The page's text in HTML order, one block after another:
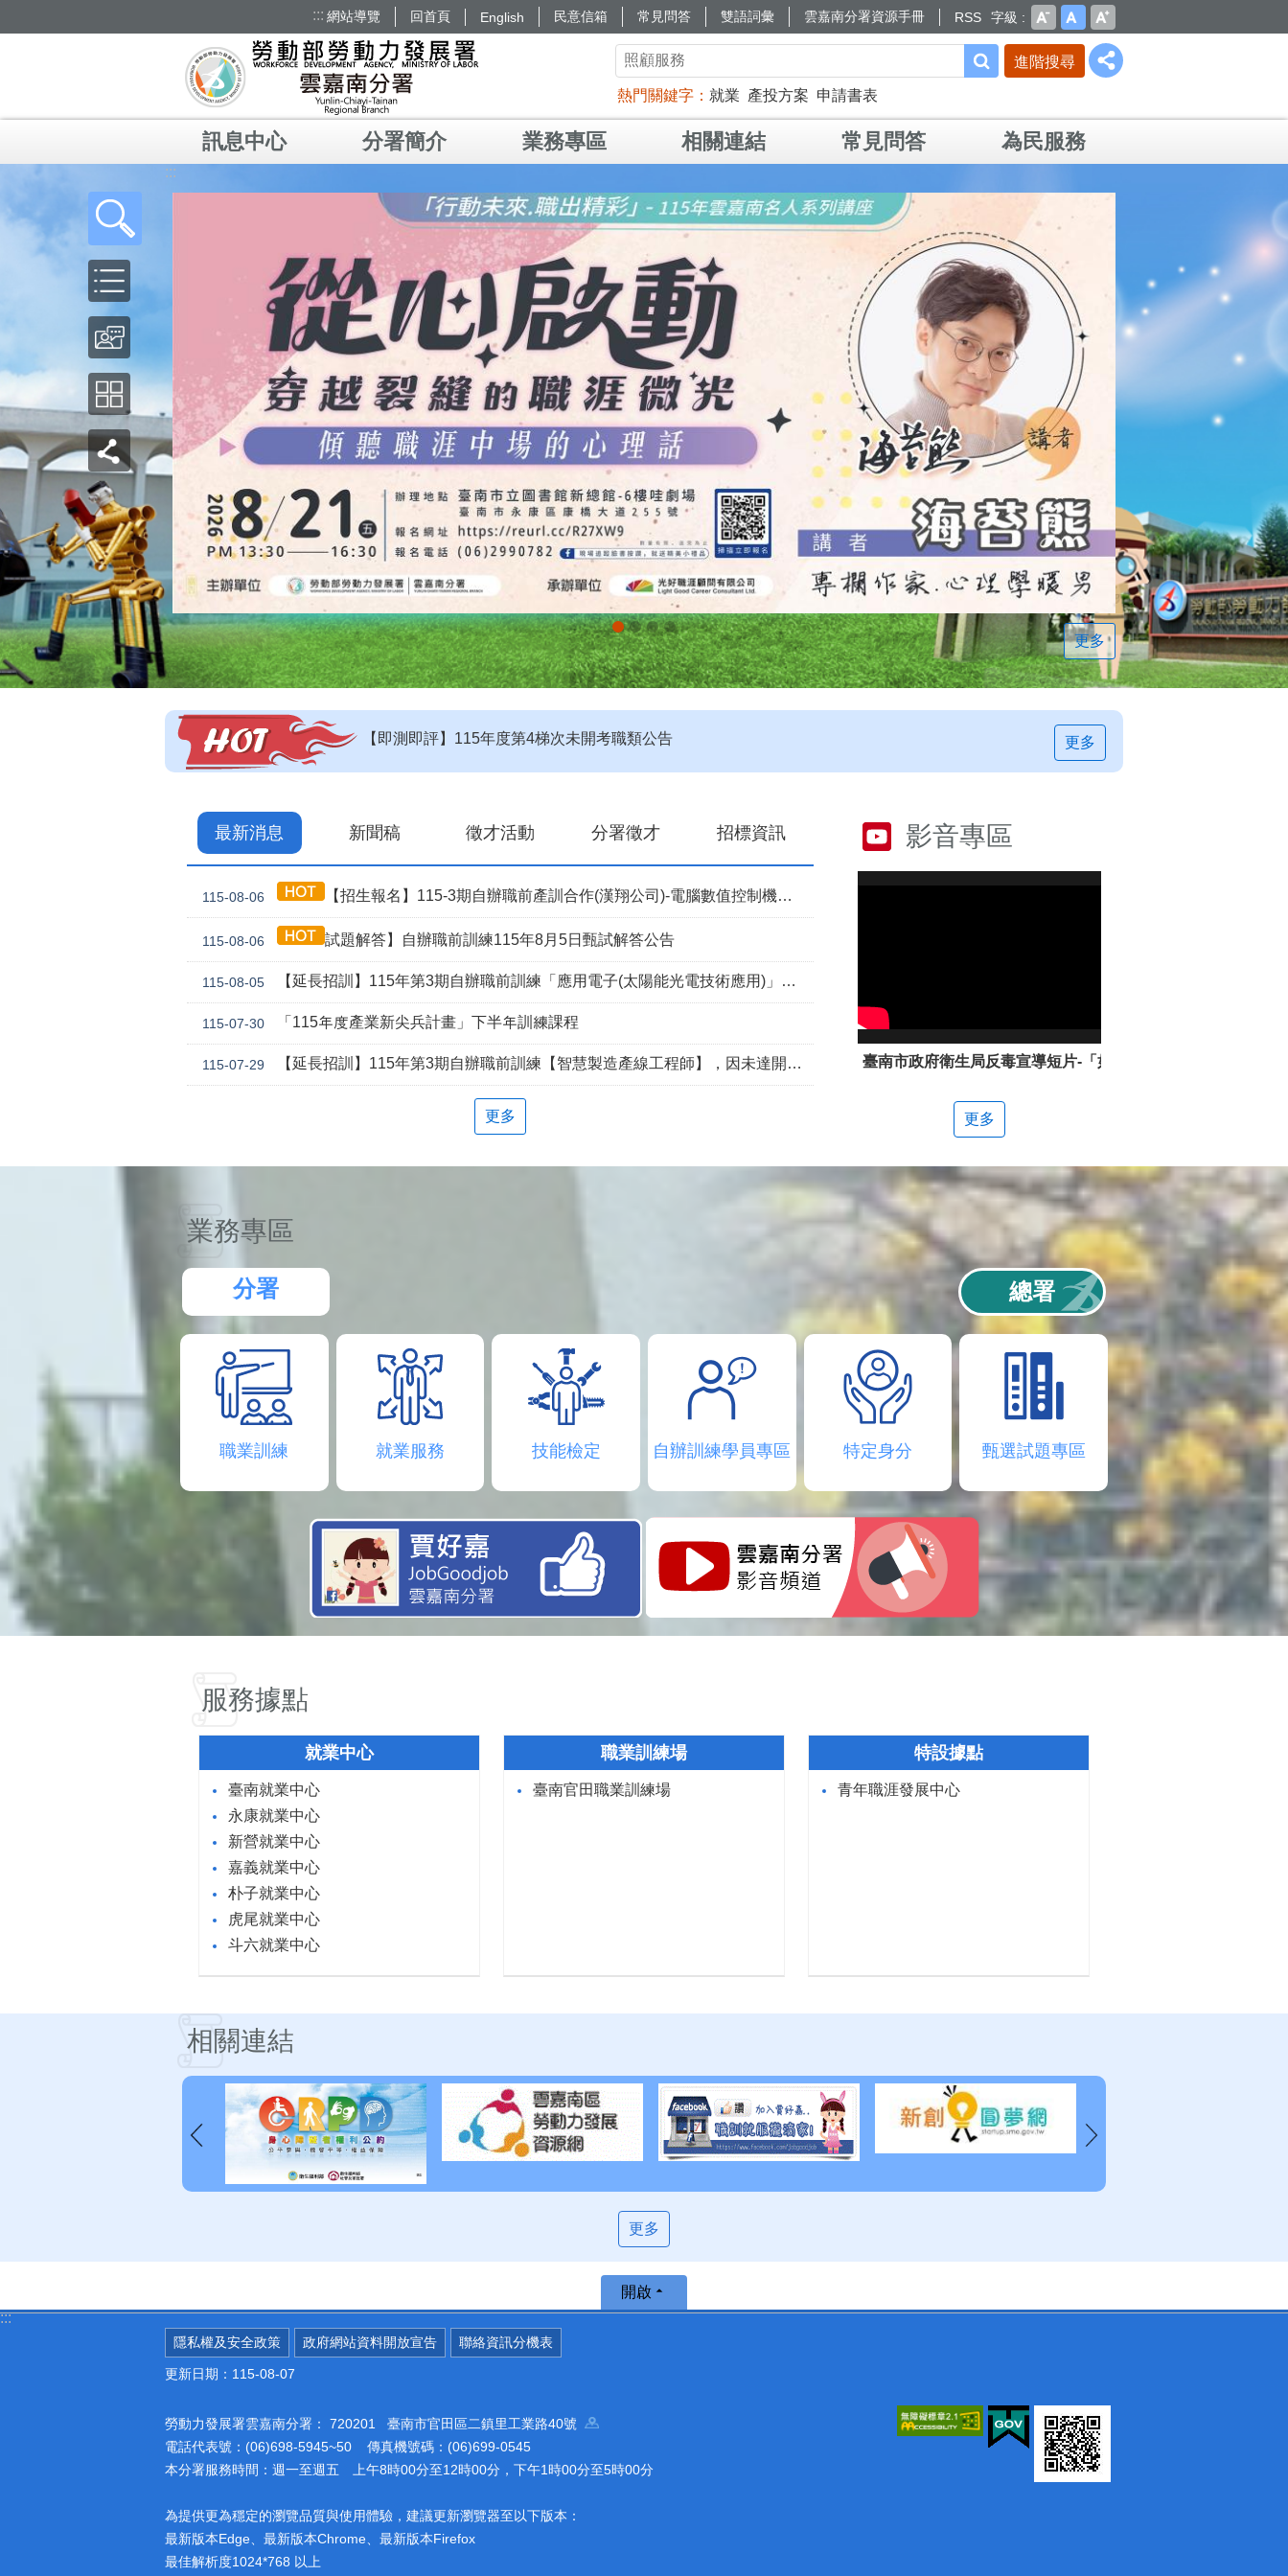
::: 網站導覽 回首頁 English 民意信箱 常見問答 雙語詞彙 雲嘉南分署資源手冊 RSS 字級
進階搜尋
熱門關鍵字 就業 產投方案 申請書表
訊息中心 分署簡介 業務專區 相關連結 常見問答 為民服務
:::
更多
【即測即評】115年度第4梯次未開考職類公告
【技能檢定】115年第4梯次即測即評及發證受理報名職類及期程說明
更多
最新消息 新聞稿 徵才活動 分署徵才 招標資訊
115-08-06 【招生報名】115-3期自辦職前產訓合作(漢翔公司)-電腦數值控制機械班
115-08-06 試題解答】自辦職前訓練115年8月5日甄試解答公告
115-08-05 【延長招訓】115年第3期自辦職前訓練「應用電子(太陽能光電技術應用)」延長招生報名
115-07-30 「115年度產業新尖兵計畫」下半年訓練課程
115-07-29 【延長招訓】115年第3期自辦職前訓練【智慧製造產線工程師】，因未達開班門檻故延長招訓1次
更多
影音專區
臺南市政府衛生局反毒宣導短片-「如何辨別新興毒品」
更多
業務專區
分署 總署
職業訓練 就業服務 技能檢定 自辦訓練學員專區 特定身分 甄選試題專區
服務據點
就業中心
臺南就業中心
永康就業中心
新營就業中心
嘉義就業中心
朴子就業中心
虎尾就業中心
斗六就業中心
職業訓練場
臺南官田職業訓練場
特設據點
青年職涯發展中心
相關連結
更多
:::
開啟
隱私權及安全政策 政府網站資料開放宣告 聯絡資訊分機表
更新日期：115-08-07
勞動力發展署雲嘉南分署： 720201 臺南市官田區二鎮里工業路40號
電話代表號：(06)698-5945~50 傳真機號碼：(06)699-0545
本分署服務時間：週一至週五 上午8時00分至12時00分，下午1時00分至5時00分
為提供更為穩定的瀏覽品質與使用體驗，建議更新瀏覽器至以下版本：
最新版本Edge、最新版本Chrome、最新版本Firefox
最佳解析度1024*768 以上